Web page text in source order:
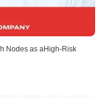
Nodes as aHigh-Risk